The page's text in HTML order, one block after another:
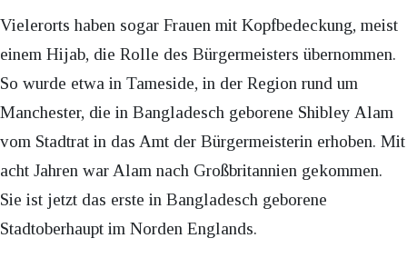
Vielerorts haben sogar Frauen mit Kopfbedeckung, meist
einem Hijab, die Rolle des Bürgermeisters übernommen.
So wurde etwa in Tameside, in der Region rund um
Manchester, die in Bangladesch geborene Shibley Alam
vom Stadtrat in das Amt der Bürgermeisterin erhoben. Mit
acht Jahren war Alam nach Großbritannien gekommen.
Sie ist jetzt das erste in Bangladesch geborene
Stadtoberhaupt im Norden Englands.